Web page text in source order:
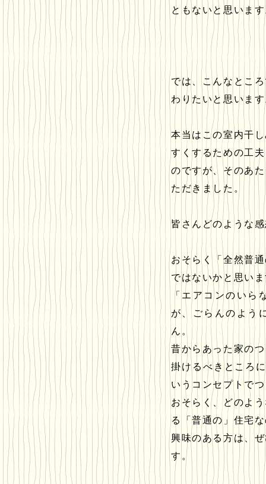
ともないと思いま
では、こんなとこ
わりたいと思いま
本当はこの室内干
すくするための工
のですが、そのあ
ただきました。
皆さんどのような
おそらく「全然普
ではないかと思い
「エアコンのいら
が、ごらんのよう
ん。
昔からあった家の
掛けるべきところ
いうコンセプトで
おそらく、どのよ
る「普通の」住宅
興味のある方は、
す。